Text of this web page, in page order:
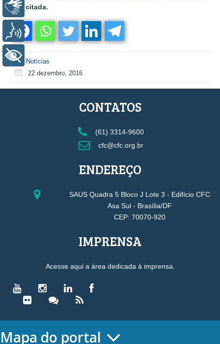
seja citada.
Notícias
22 dezembro, 2016
CONTATOS
(61) 3314-9600
cfc@cfc.org.br
ENDEREÇO
SAUS Quadra 5 Bloco J Lote 3 - Edifício CFC
Asa Sul - Brasília/DF
CEP: 70070-920
IMPRENSA
Acesse aqui a área dedicada à imprensa.
Mapa do portal
Libras
Voz